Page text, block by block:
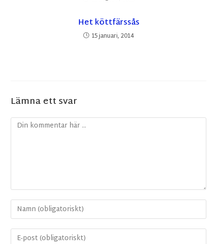
Het köttfärssås
15 januari, 2014
Lämna ett svar